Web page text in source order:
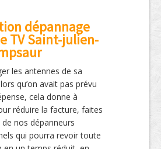
dépannage
TV Saint-julien-
les antennes de sa
qu’on avait pas prévu
cela donne à
réduire la facture, faites
de nos dépanneurs
qui pourra revoir toute